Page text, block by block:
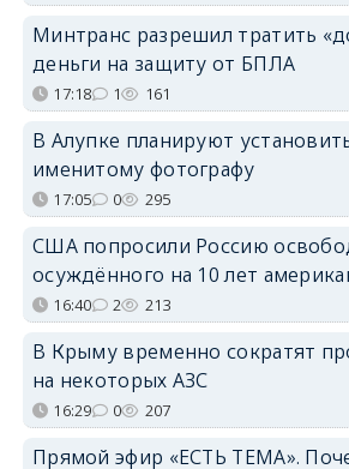
Минтранс разрешил тратить
деньги на защиту от БПЛА
17:18 1 161
В Алупке планируют
именитому фотографу
17:05 0 295
США попросили Россию
осуждённого на 10 лет
16:40 2 213
В Крыму временно сократят
на некоторых АЗС
16:29 0 207
Прямой эфир «ЕСТЬ ТЕМА».